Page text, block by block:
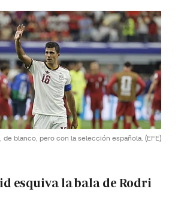
de blanco, pero con la selección española. (EFE)
esquiva la bala de Rodri